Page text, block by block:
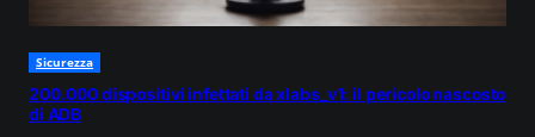
Sicurezza
200.000 dispositivi infettati da xlabs_v1: il pericolo nascosto
di ADB